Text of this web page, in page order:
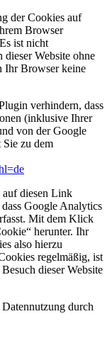
der Cookies auf
Browser
ist nicht
dieser Website ohne
Ihr Browser keine
verhindern, dass
(inklusive Ihrer
von der Google
zu dem
diesen Link
dass Google Analytics
Mit dem Klick
herunter. Ihr
also hierzu
regelmäßig, ist
dieser Website
durch